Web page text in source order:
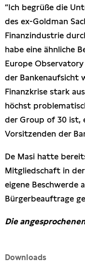
“Ich begrüße die
des ex-Goldman
Finanzindustrie
habe eine ähnliche
Europe Observatory
der Bankenaufsicht
Finanzkrise stark
höchst
der Group of 30 ist,
Vorsitzenden der
De Masi hatte
Mitgliedschaft in
eigene Beschwerde
Bürgerbeauftrage
Die
Downloads